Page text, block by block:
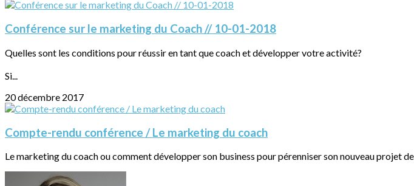
Conférence sur le marketing du Coach // 10-01-2018
Quelles sont les conditions pour réussir en tant que coach et développer votre activité?
Si...
20 décembre 2017
Compte-rendu conférence / Le marketing du coach
Le marketing du coach ou comment développer son business pour pérenniser son nouveau projet